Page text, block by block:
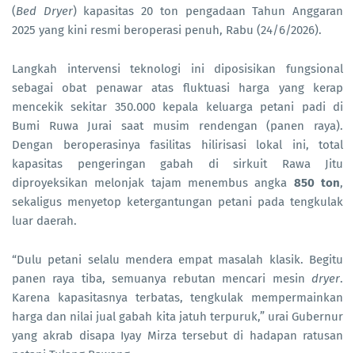
(Bed Dryer) kapasitas 20 ton pengadaan Tahun Anggaran
2025 yang kini resmi beroperasi penuh, Rabu (24/6/2026).
Langkah intervensi teknologi ini diposisikan fungsional
sebagai obat penawar atas fluktuasi harga yang kerap
mencekik sekitar 350.000 kepala keluarga petani padi di
Bumi Ruwa Jurai saat musim rendengan (panen raya).
Dengan beroperasinya fasilitas hilirisasi lokal ini, total
kapasitas pengeringan gabah di sirkuit Rawa Jitu
diproyeksikan melonjak tajam menembus angka 850 ton,
sekaligus menyetop ketergantungan petani pada tengkulak
luar daerah.
“Dulu petani selalu mendera empat masalah klasik. Begitu
panen raya tiba, semuanya rebutan mencari mesin dryer.
Karena kapasitasnya terbatas, tengkulak mempermainkan
harga dan nilai jual gabah kita jatuh terpuruk,” urai Gubernur
yang akrab disapa Iyay Mirza tersebut di hadapan ratusan